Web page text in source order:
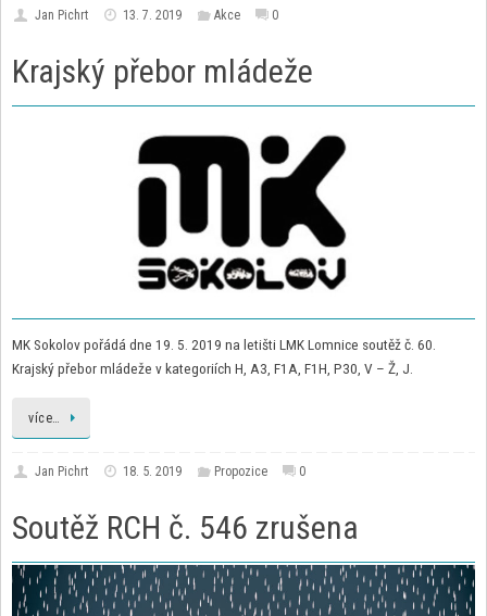
Jan Pichrt 13. 7. 2019 Akce 0
Krajský přebor mládeže
MK Sokolov pořádá dne 19. 5. 2019 na letišti LMK Lomnice soutěž č. 60.
Krajský přebor mládeže v kategoriích H, A3, F1A, F1H, P30, V – Ž, J.
více…
Jan Pichrt 18. 5. 2019 Propozice 0
Soutěž RCH č. 546 zrušena